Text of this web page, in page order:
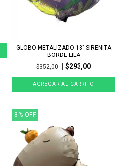
GLOBO METALIZADO 18" SIRENITA
BORDE LILA
$352,00
$293,00
8 % OFF